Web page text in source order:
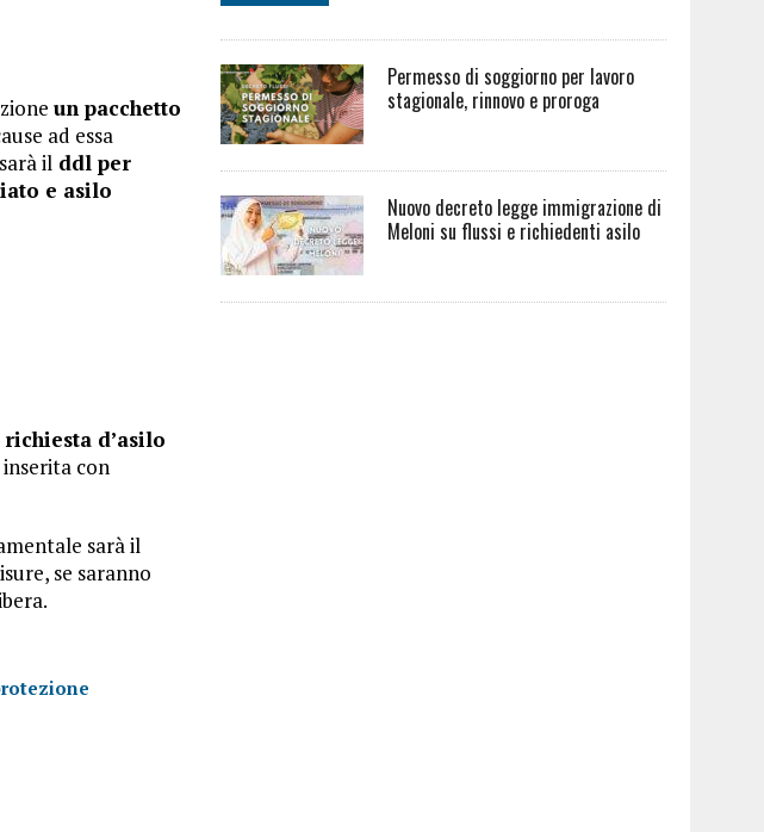
un pacchetto
ad essa
il ddl per
e asilo
d’asilo
inserita con
sarà il
se saranno
Permesso di soggiorno per lavoro
stagionale, rinnovo e proroga
Nuovo decreto legge immigrazione di
Meloni su flussi e richiedenti asilo